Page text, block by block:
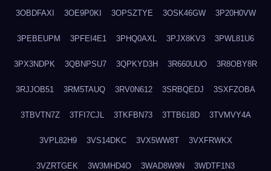
3OBDFAXI 3OE9P0KI 3OPSZTYE 3OSK46GW 3P20H0VW
3PEBEUPM 3PFEI4E1 3PHQ0AXL 3PJX8KV3 3PWL81U6
3PX3NDPK 3QBNPSU7 3QPKYD3H 3R660UUO 3R8OBY8R
3RJJOB51 3RM5TAUQ 3RV0N612 3SRBQEDJ 3SXFZOBA
3TBVTN7Z 3TFI7CJL 3TKFBN73 3TTB618D 3TVMVY4A
3VPL82H9 3VS14DKC 3VX5WW8T 3VXFRWKX
3VZRTGEK 3W3MHD4O 3WAD8W9N 3WDTF1N3